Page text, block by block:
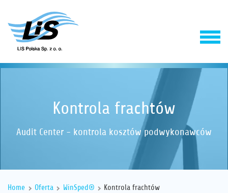
Produkty
Kontrola frachtów
Audit Center - kontrola kosztów podwykonawców
Home Oferta WinSped® Kontrola frachtów